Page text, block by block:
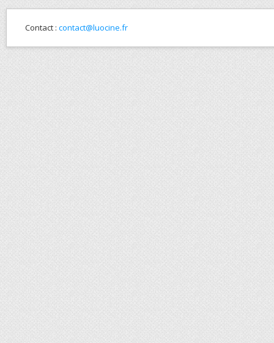
Contact : contact@luocine.fr